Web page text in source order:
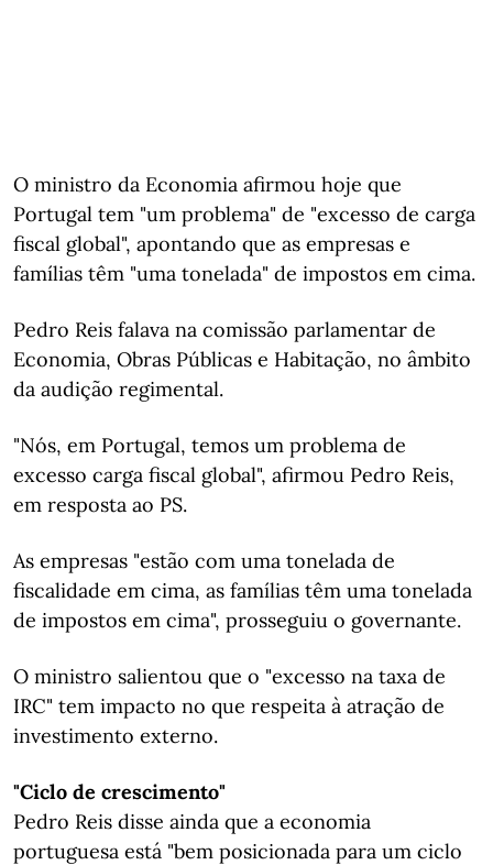
O ministro da Economia afirmou hoje que
Portugal tem "um problema" de "excesso de carga
fiscal global", apontando que as empresas e
famílias têm "uma tonelada" de impostos em cima.
Pedro Reis falava na comissão parlamentar de
Economia, Obras Públicas e Habitação, no âmbito
da audição regimental.
"Nós, em Portugal, temos um problema de
excesso carga fiscal global", afirmou Pedro Reis,
em resposta ao PS.
As empresas "estão com uma tonelada de
fiscalidade em cima, as famílias têm uma tonelada
de impostos em cima", prosseguiu o governante.
O ministro salientou que o "excesso na taxa de
IRC" tem impacto no que respeita à atração de
investimento externo.
"Ciclo de crescimento"
Pedro Reis disse ainda que a economia
portuguesa está "bem posicionada para um ciclo